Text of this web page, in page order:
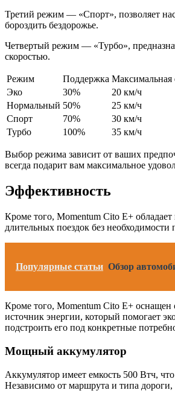
Третий режим — «Спорт», позволяет
бороздить бездорожье.
Четвертый режим — «Турбо»,
скоростью.
Режим Поддержка Максимальная
Эко
30% 20 км/ч
Нормальный 50% 25 км/ч
Спорт
70% 30 км/ч
Турбо
100% 35 км/ч
Выбор режима зависит от ваших
всегда подарит вам максимальное
Эффективность
Кроме того, Momentum Cito E+
длительных поездок без
Популярные статьи Обзор
Кроме того, Momentum Cito E+ оснащен
источник энергии, который помогает
подстроить его под конкретные
Мощный аккумулятор
Аккумулятор имеет емкость 500 Втч,
Независимо от маршрута и типа дороги,